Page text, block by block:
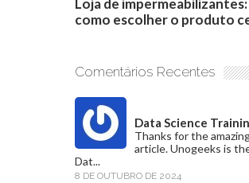
Loja de impermeabilizantes:
como escolher o produto
Comentários Recentes
Data Science
Thanks for the
article. Unogeeks is
Dat...
8 DE OUTUBRO DE 2024